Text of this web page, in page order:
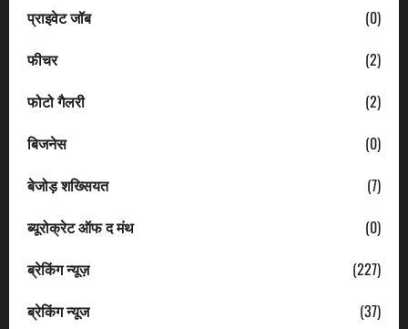
प्राइवेट जॉब
(0)
फीचर
(2)
फोटो गैलरी
(2)
बिजनेस
(0)
बेजोड़ शख्सियत
(7)
ब्यूरोक्रेट ऑफ द मंथ
(0)
ब्रेकिंग न्यूज़
(227)
ब्रेकिंग न्यूज
(37)